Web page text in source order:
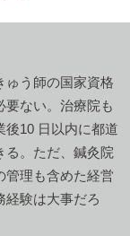
ゅう師の国家資格
要ない。治療院も
都道
る。ただ、鍼灸院
管理も含めた経営
経験は大事だろ